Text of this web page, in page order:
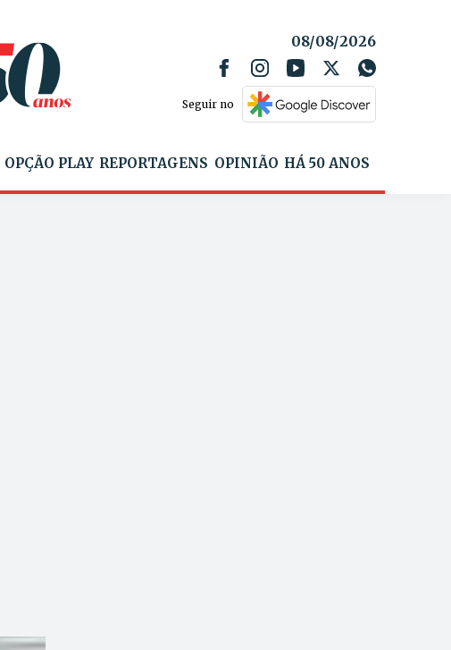
08/08/2026
Seguir no
OPÇÃO PLAY REPORTAGENS OPINIÃO HÁ 50 ANOS